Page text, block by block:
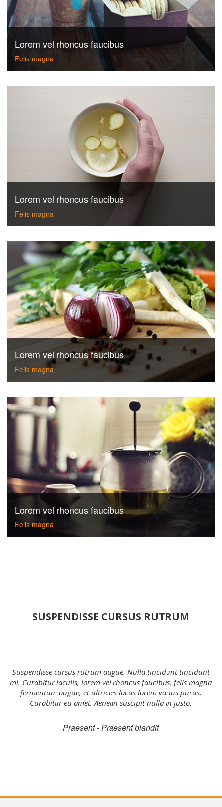
Lorem vel rhoncus faucibus
Felis magna
Lorem vel rhoncus faucibus
Felis magna
Lorem vel rhoncus faucibus
Felis magna
Lorem vel rhoncus faucibus
Felis magna
SUSPENDISSE CURSUS RUTRUM
Suspendisse cursus rutrum augue. Nulla tincidunt tincidunt
mi. Curabitur iaculis, lorem vel rhoncus faucibus, felis magna
fermentum augue, et ultricies lacus lorem varius purus.
Curabitur eu amet. Aenean suscipit nulla in justo.
Praesent - Praesent blandit